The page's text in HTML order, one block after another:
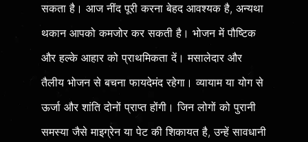
सकता है। आज नींद पूरी करना बेहद आवश्यक है, अन्यथा
थकान आपको कमजोर कर सकती है। भोजन में पौष्टिक
और हल्के आहार को प्राथमिकता दें। मसालेदार और
तैलीय भोजन से बचना फायदेमंद रहेगा। व्यायाम या योग से
ऊर्जा और शांति दोनों प्राप्त होंगी। जिन लोगों को पुरानी
समस्या जैसे माइग्रेन या पेट की शिकायत है, उन्हें सावधानी